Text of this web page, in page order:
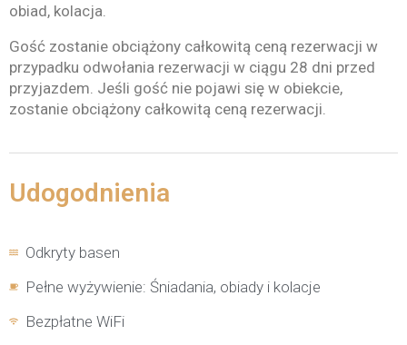
obiad, kolacja.
Gość zostanie obciążony całkowitą ceną rezerwacji w
przypadku odwołania rezerwacji w ciągu 28 dni przed
przyjazdem. Jeśli gość nie pojawi się w obiekcie,
zostanie obciążony całkowitą ceną rezerwacji.
Udogodnienia
Odkryty basen
Pełne wyżywienie: Śniadania, obiady i kolacje
Bezpłatne WiFi